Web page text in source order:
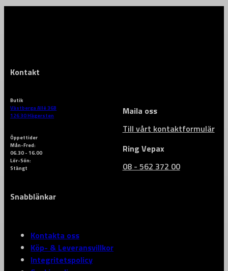
Kontakt
Butik
Västberga Allé 36B
126 30 Hägersten
Maila oss
Till vårt kontaktformulär
Öppettider
Mån-Fred:
06.30 - 16.00
Lör-Sön:
Stängt
Ring Vepax
08 - 562 372 00
Snabblänkar
Kontakta oss
Köp- & Leveransvillkor
Integritetspolicy